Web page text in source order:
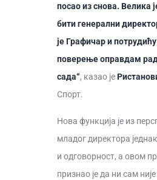
посао из снова. Велика
бити генерални
је Графичар и
поверење оправдам
сада“, казао је
Спорт.
Нова функција је из
младог директора
и одговорност, а овом
признао је да ни сам